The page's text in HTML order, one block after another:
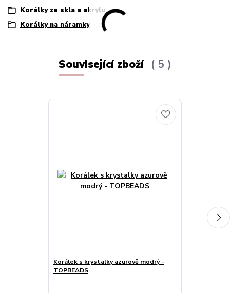
Korálky ze skla a akrylu
Korálky na náramky
Související zboží 5
Korálek s krystalky azurově modrý -
TOPBEADS